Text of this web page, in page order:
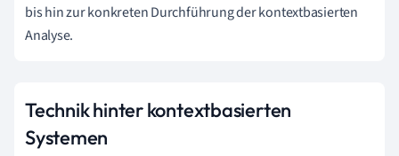
bis hin zur konkreten Durchführung der kontextbasierten
Analyse.
Technik hinter kontextbasierten
Systemen